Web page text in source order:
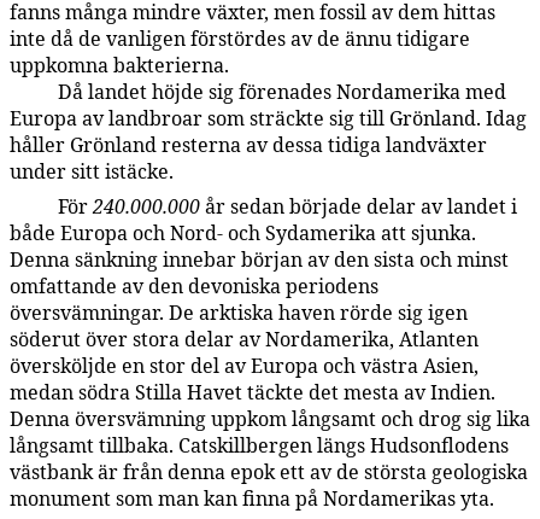
fanns många mindre växter, men fossil av dem hittas
inte då de vanligen förstördes av de ännu tidigare
uppkomna bakterierna.
Då landet höjde sig förenades Nordamerika med
Europa av landbroar som sträckte sig till Grönland. Idag
håller Grönland resterna av dessa tidiga landväxter
under sitt istäcke.
För240.000.000år sedan började delar av landet i
både Europa och Nord- och Sydamerika att sjunka.
Denna sänkning innebar början av den sista och minst
omfattande av den devoniska periodens
översvämningar. De arktiska haven rörde sig igen
söderut över stora delar av Nordamerika, Atlanten
översköljde en stor del av Europa och västra Asien,
medan södra Stilla Havet täckte det mesta av Indien.
Denna översvämning uppkom långsamt och drog sig lika
långsamt tillbaka. Catskillbergen längs Hudsonflodens
västbank är från denna epok ett av de största geologiska
monument som man kan finna på Nordamerikas yta.